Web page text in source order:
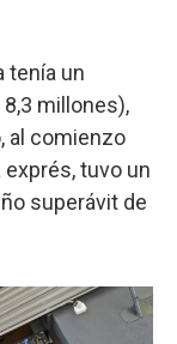
tenía un
millones),
al comienzo
tuvo un
superávit de